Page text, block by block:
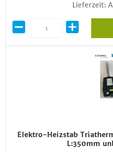
Lieferzeit:
Elektro-Heizstab
L:350mm